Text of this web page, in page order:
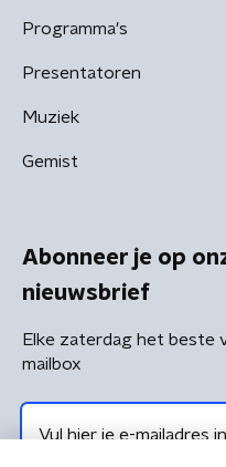
Programma's
Presentatoren
Muziek
Gemist
Abonneer je op
nieuwsbrief
Elke zaterdag het beste
mailbox